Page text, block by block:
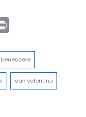
benessere
san valentino